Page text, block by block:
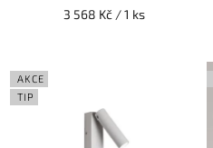
3 568 Kč / 1 ks
AKCE
TIP